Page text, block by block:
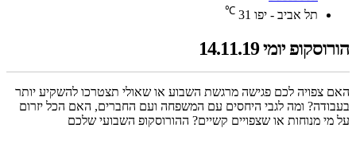
תל אביב - יפו 31
℃
הורוסקופ יומי 14.11.19
האם צפויה לכם פגישה מרגשת השבוע או שאולי תצטרכו להשקיע יותר
בעבודה? ומה לגבי היחסים עם המשפחה ועם החברים, האם הכל יזרום
על מי מנוחות או שצפויים קשיים? ההורוסקופ השבועי שלכם